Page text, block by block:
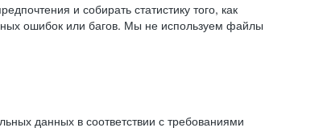
и собирать статистику того, как
ошибок или багов. Мы не используем файлы
данных в соответствии с требованиями